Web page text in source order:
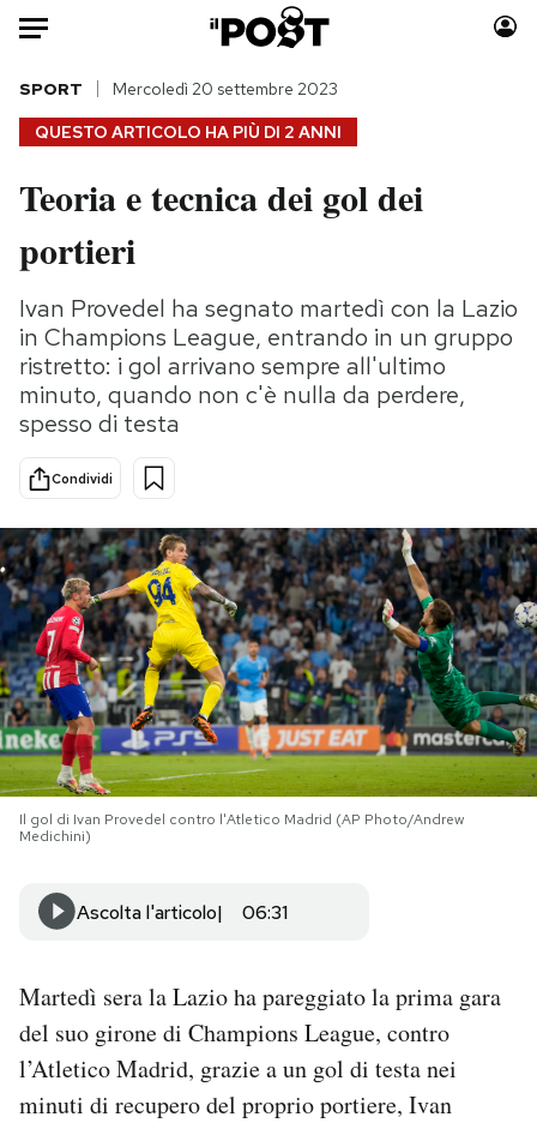
Auto
HOME
Italia
Politica
Tecnologia
Internet
Scienza
Cultura
Sport
Moda
Storie/Idee
Ok Boomer!
Media
Europa
PODCAST
NEWSLETTER
I MIEI PREFERITI
SHOP
CALENDARIO
Area Personale
Newsletter
Notifiche mobile
QUESTO ARTICOLO HA PIÙ DI 2 ANNI
SPORT Mercoledì 20 settembre 2023
Teoria e tecnica dei gol dei
portieri
Ivan Provedel ha segnato martedì con la Lazio
in Champions League, entrando in un gruppo
ristretto: i gol arrivano sempre all'ultimo
minuto, quando non c'è nulla da perdere,
spesso di testa
Condividi
Il gol di Ivan Provedel contro l'Atletico Madrid (AP Photo/Andrew
Medichini)
Ascolta l'articolo 06:31
Martedì sera la Lazio ha pareggiato la prima gara
del suo girone di Champions League, contro
l’Atletico Madrid, grazie a un gol di testa nei
minuti di recupero del proprio portiere, Ivan